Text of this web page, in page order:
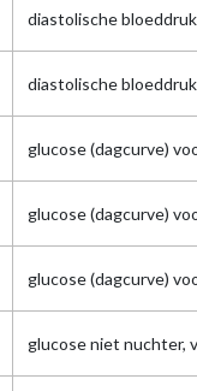
diastolische bloeddruk
diastolische
glucose (dagcurve)
glucose (dagcurve)
glucose (dagcurve)
glucose niet nuchter,